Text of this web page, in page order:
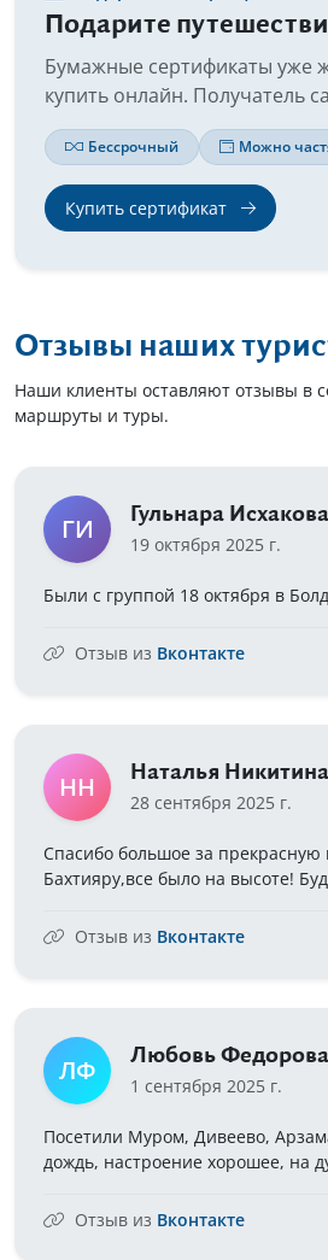
Подарите
Бумажные сертификаты уже
купить онлайн. Получатель
Бессрочный Можно
Купить сертификат
Отзывы наших
Наши клиенты оставляют отзывы в
маршруты и туры.
ГИ Гульнара Исхакова
19 октября 2025 г.
Были с группой 18 октября в
Отзыв из Вконтакте
НН Наталья Никитина
28 сентября 2025 г.
Спасибо большое за прекрасную
Бахтияру,все было на высоте!
Отзыв из Вконтакте
ЛФ Любовь Федорова
1 сентября 2025 г.
Посетили Муром, Дивеево,
дождь, настроение хорошее, на
Отзыв из Вконтакте